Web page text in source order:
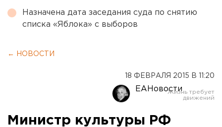
Назначена дата заседания суда по снятию
списка «Яблока» с выборов
← НОВОСТИ
18 ФЕВРАЛЯ 2015 В 11:20
ЕАНовости
Министр культуры РФ